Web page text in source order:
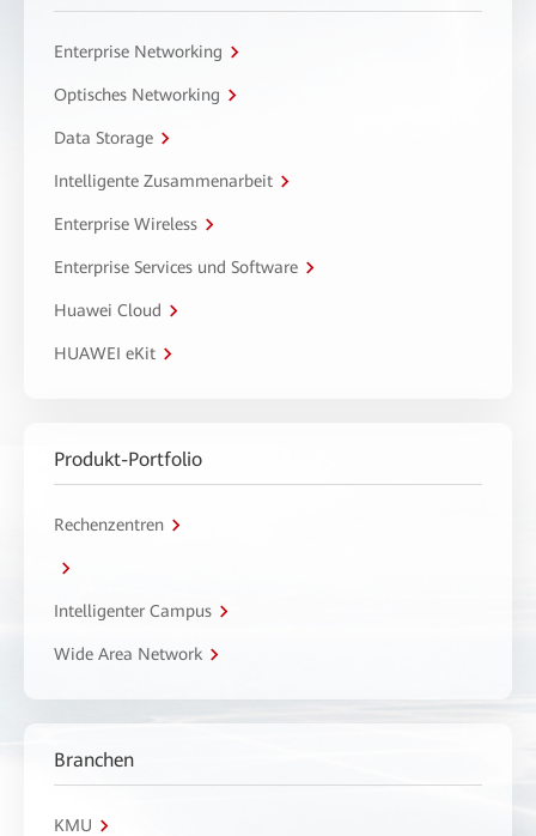
Enterprise Networking
Optisches Networking
Data Storage
Intelligente Zusammenarbeit
Enterprise Wireless
Enterprise Services und Software
Huawei Cloud
HUAWEI eKit
Produkt-Portfolio
Rechenzentren
Intelligenter Campus
Wide Area Network
Branchen
KMU